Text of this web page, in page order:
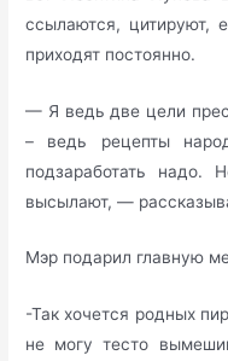
ссылаются, цитируют,
приходят постоянно.
— Я ведь две цели
– ведь рецепты
подзаработать надо.
высылают, —
Мэр подарил главную
-Так хочется родных
не могу тесто